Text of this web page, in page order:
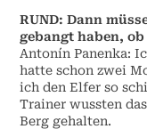
RUND: Dann
gebangt haben,
Antonín Panenka:
hatte schon zwei
ich den Elfer so
Trainer wussten
Berg gehalten.